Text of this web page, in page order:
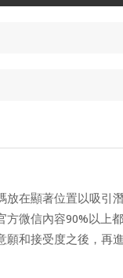
在顯著位置以吸引潛
微信內容90%以上
和接受度之後，再進